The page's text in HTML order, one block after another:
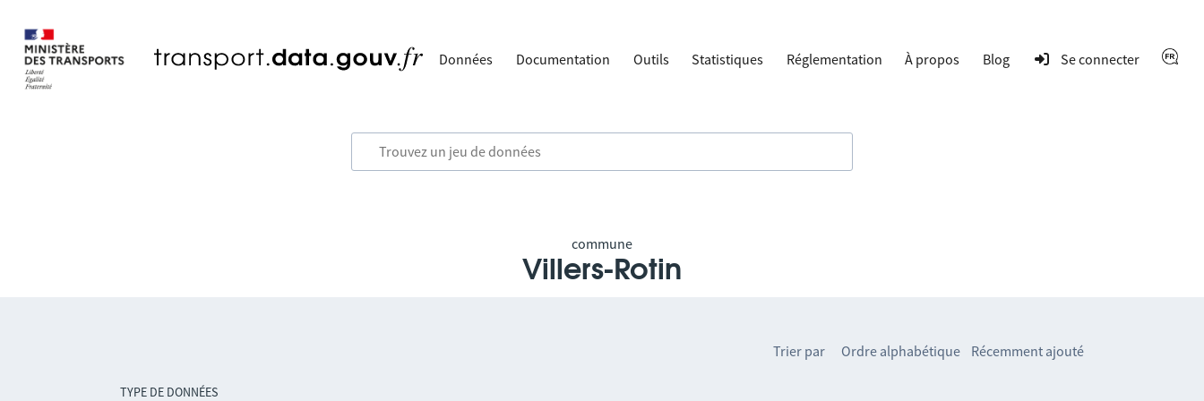
Données Documentation Outils Statistiques Réglementation À propos Blog Se connecter
commune
Villers-Rotin
TYPE DE DONNÉES
Trier par Ordre alphabétique Récemment ajouté